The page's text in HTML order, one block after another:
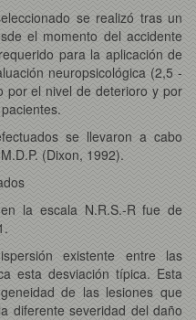
se realizó tras un
el momento del accidente
para la aplicación de
neuropsicológica (2,5 -
por el nivel de deterioro y por
se llevaron a cabo
(Dixon, 1992).
la escala N.R.S.-R fue de
existente entre las
esta desviación típica. Esta
de las lesiones que
diferente severidad del daño